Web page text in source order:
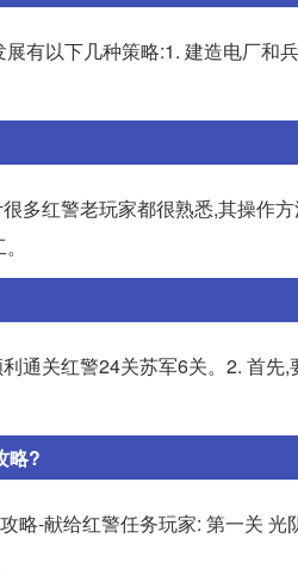
有以下几种策略:1. 建造电厂和
多红警老玩家都很熟悉,其操作
通关红警24关苏军6关。2. 首
略?
略-献给红警任务玩家: 第一关